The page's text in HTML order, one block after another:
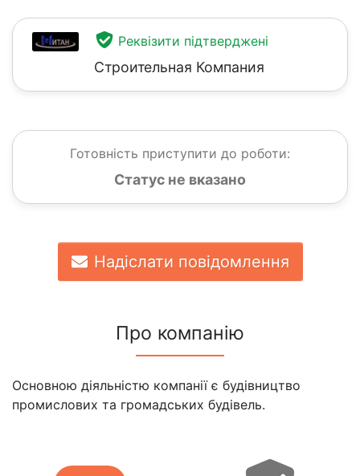
Реквізити підтверджені
Строительная Компания
Готовність приступити до роботи:
Статус не вказано
Надіслати повідомлення
Про компанію
Основною діяльністю компанії є будівництво
промислових та громадських будівель.